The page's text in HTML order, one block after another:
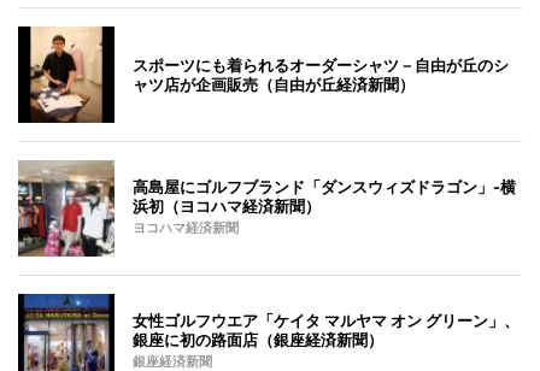
スポーツにも着られるオーダーシャツ－自由が丘のシ
ャツ店が企画販売（自由が丘経済新聞）
高島屋にゴルフブランド「ダンスウィズドラゴン」-横
浜初（ヨコハマ経済新聞）
ヨコハマ経済新聞
女性ゴルフウエア「ケイタ マルヤマ オン グリーン」、
銀座に初の路面店（銀座経済新聞）
銀座経済新聞